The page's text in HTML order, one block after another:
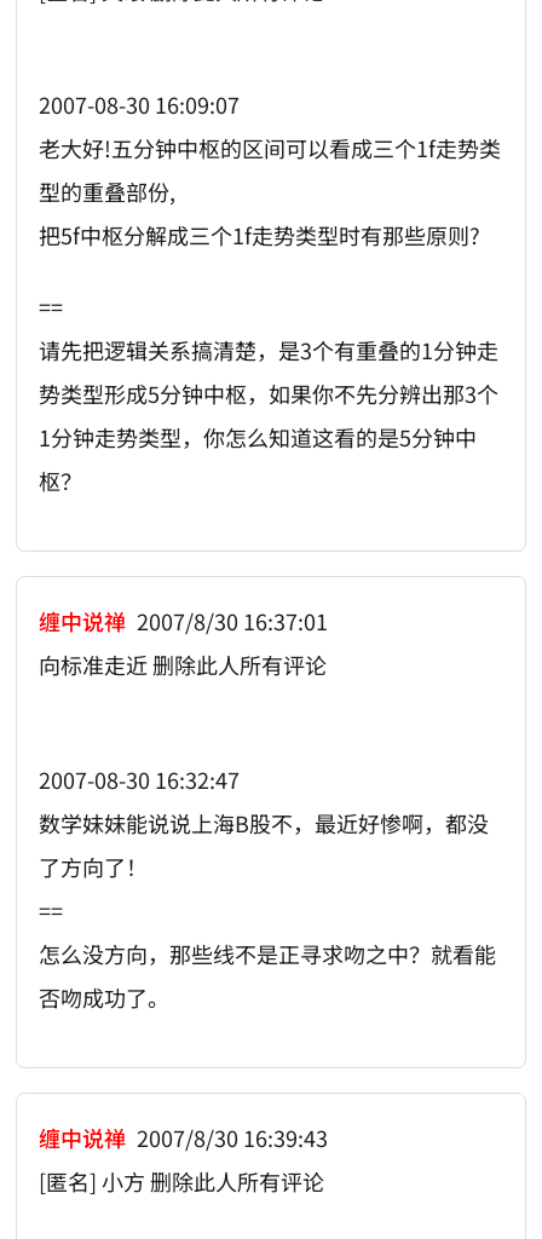
2007-08-30 16:09:07
老大好!五分钟中枢的区间可以看成三个1f走势类
型的重叠部份,
把5f中枢分解成三个1f走势类型时有那些原则?
==
请先把逻辑关系搞清楚，是3个有重叠的1分钟走
势类型形成5分钟中枢，如果你不先分辨出那3个
1分钟走势类型，你怎么知道这看的是5分钟中
枢？
缠中说禅 2007/8/30 16:37:01
向标准走近 删除此人所有评论
2007-08-30 16:32:47
数学妹妹能说说上海B股不，最近好惨啊，都没
了方向了！
==
怎么没方向，那些线不是正寻求吻之中？就看能
否吻成功了。
缠中说禅 2007/8/30 16:39:43
[匿名] 小方 删除此人所有评论